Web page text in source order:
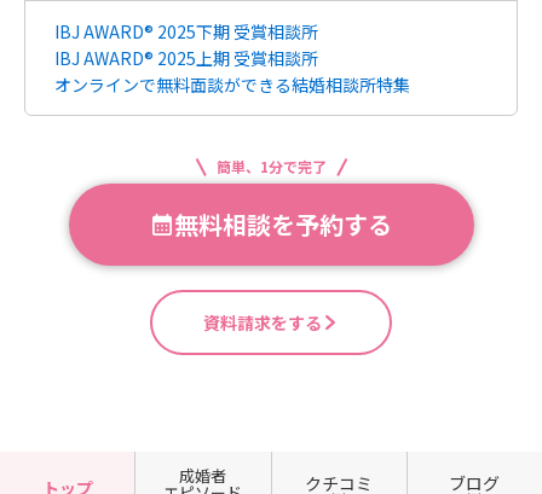
IBJ AWARD® 2025下期 受賞相談所
IBJ AWARD® 2025上期 受賞相談所
オンラインで無料面談ができる結婚相談所特集
簡単、1分で完了
無料相談を予約する
資料請求をする
トップ
成婚者 クチコミ ブログ